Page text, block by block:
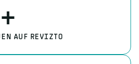
AUF REVIZTO